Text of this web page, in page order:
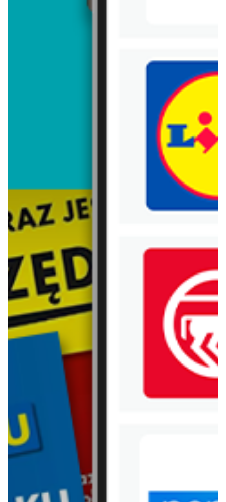
Trafiłeś na nieaktualną gazetkę
Zobacz aktualne gazetki Blix!
Zawartość dla osób
pełnoletnich
ODBLOKUJ
aktualna
Biedronka
już za 1 dzień
WIĘCEJ GAZETEK